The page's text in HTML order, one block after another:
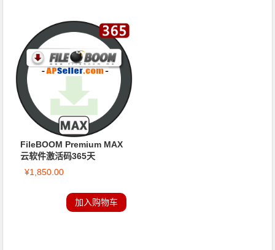
FileBOOM Premium MAX
云软件激活码365天
¥1,850.00
加入购物车